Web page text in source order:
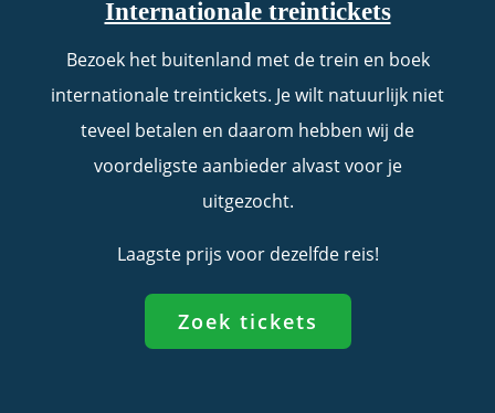
Internationale treintickets
Bezoek het buitenland met de trein en boek
internationale treintickets. Je wilt natuurlijk niet
teveel betalen en daarom hebben wij de
voordeligste aanbieder alvast voor je
uitgezocht.
Laagste prijs voor dezelfde reis!
Zoek tickets